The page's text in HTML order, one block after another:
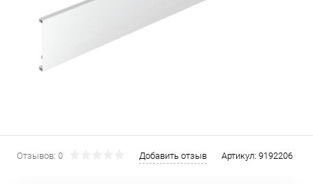
Отзывов: 0 Добавить отзыв Артикул: 9192206